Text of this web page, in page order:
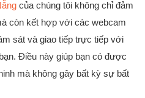
của chúng tôi không chỉ đảm
còn kết hợp với các webcam
sát và giao tiếp trực tiếp với
Điều này giúp bạn có được
mà không gây bất kỳ sự bất